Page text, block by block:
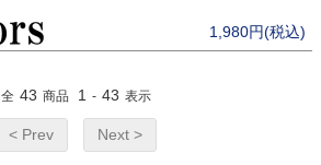
1,980円(税込)
全 43 商品 1 - 43 表示
< Prev Next >